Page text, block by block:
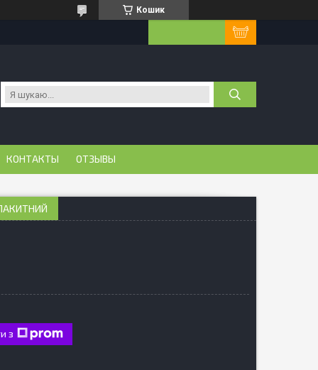
Кошик
КОНТАКТЫ ОТЗЫВЫ
з